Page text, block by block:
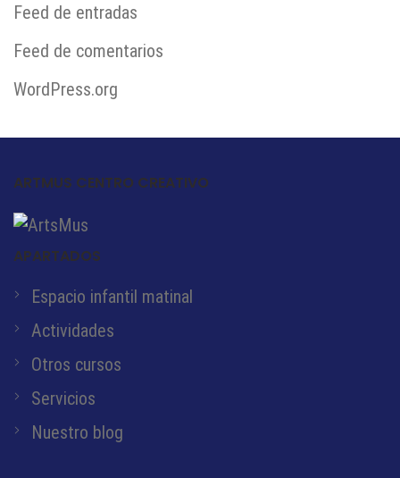
Feed de entradas
Feed de comentarios
WordPress.org
ARTMUS CENTRO CREATIVO
APARTADOS
Espacio infantil matinal
Actividades
Otros cursos
Servicios
Nuestro blog